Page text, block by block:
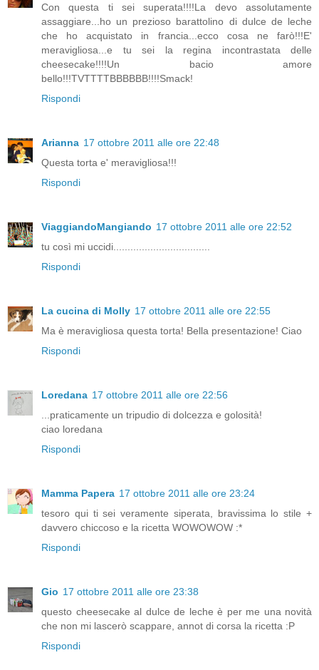
Con questa ti sei superata!!!!La devo assolutamente
assaggiare...ho un prezioso barattolino di dulce de leche
che ho acquistato in francia...ecco cosa ne farò!!!E'
meravigliosa...e tu sei la regina incontrastata delle
cheesecake!!!!Un bacio amore
bello!!!TVTTTTBBBBBB!!!!Smack!
Rispondi
Arianna 17 ottobre 2011 alle ore 22:48
Questa torta e' meravigliosa!!!
Rispondi
ViaggiandoMangiando 17 ottobre 2011 alle ore 22:52
tu così mi uccidi..................................
Rispondi
La cucina di Molly 17 ottobre 2011 alle ore 22:55
Ma è meravigliosa questa torta! Bella presentazione! Ciao
Rispondi
Loredana 17 ottobre 2011 alle ore 22:56
...praticamente un tripudio di dolcezza e golosità!
ciao loredana
Rispondi
Mamma Papera 17 ottobre 2011 alle ore 23:24
tesoro qui ti sei veramente siperata, bravissima lo stile +
davvero chiccoso e la ricetta WOWOWOW :*
Rispondi
Gio 17 ottobre 2011 alle ore 23:38
questo cheesecake al dulce de leche è per me una novità
che non mi lascerò scappare, annot di corsa la ricetta :P
Rispondi